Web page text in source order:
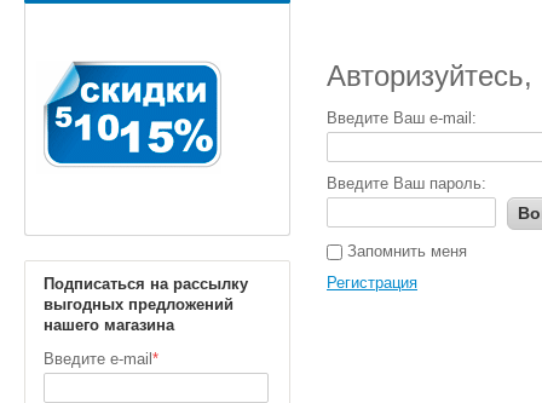
Подписаться на рассылку
выгодных предложений
нашего магазина
Введите e-mail *
Введите Ваш e-mail:
Введите Ваш пароль:
Запомнить меня
Регистрация